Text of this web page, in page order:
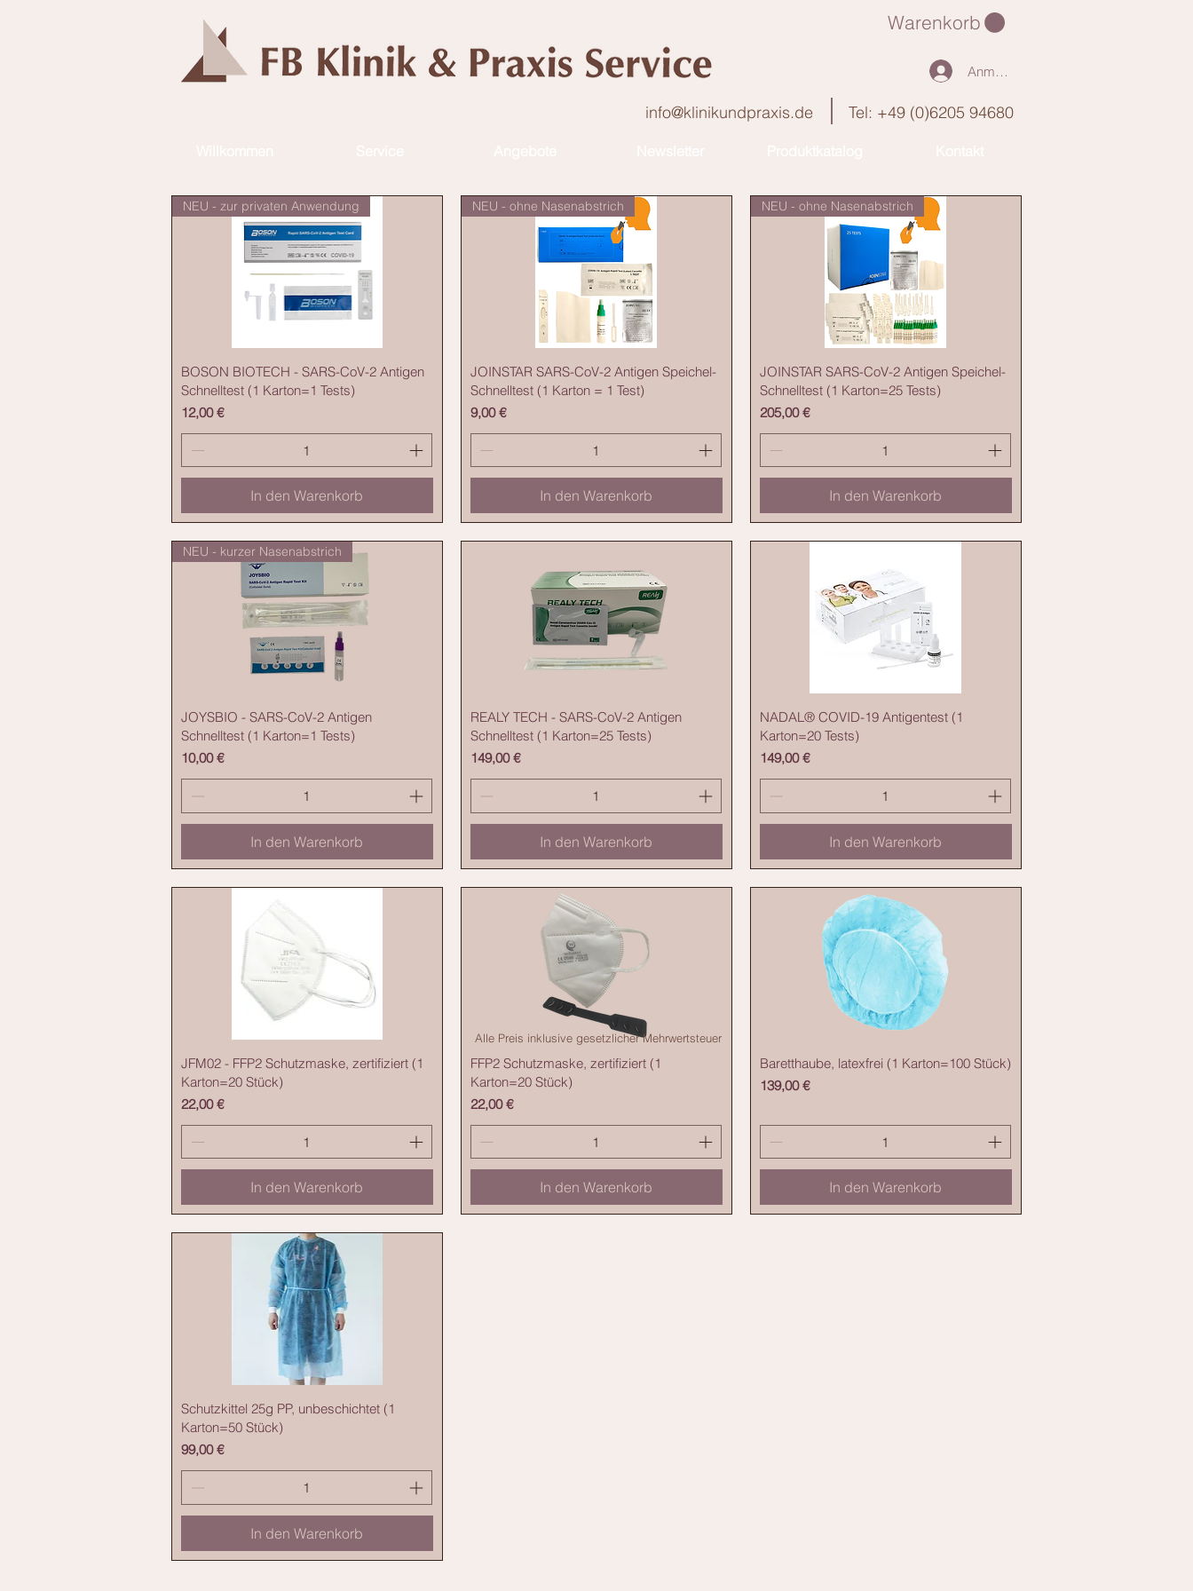
Anmelden
info@klinikundpraxis.de Tel: +49 (0)6205 94680
Warenkorb
NEU - zur privaten Anwendung
BOSON BIOTECH - SARS-CoV-2 Antigen
Schnelltest (1 Karton=1 Tests)
Preis
12,00 €
In den Warenkorb
NEU - ohne Nasenabstrich
JOINSTAR SARS-CoV-2 Antigen Speichel-
Schnelltest (1 Karton = 1 Test)
Preis
9,00 €
In den Warenkorb
NEU - ohne Nasenabstrich
JOINSTAR SARS-CoV-2 Antigen Speichel-
Schnelltest (1 Karton=25 Tests)
Preis
205,00 €
In den Warenkorb
NEU - kurzer Nasenabstrich
JOYSBIO - SARS-CoV-2 Antigen
Schnelltest (1 Karton=1 Tests)
Preis
10,00 €
In den Warenkorb
REALY TECH - SARS-CoV-2 Antigen
Schnelltest (1 Karton=25 Tests)
Preis
149,00 €
In den Warenkorb
NADAL® COVID-19 Antigentest (1
Karton=20 Tests)
Preis
149,00 €
In den Warenkorb
JFM02 - FFP2 Schutzmaske, zertifiziert (1
Karton=20 Stück)
Preis
22,00 €
In den Warenkorb
FFP2 Schutzmaske, zertifiziert (1
Karton=20 Stück)
Preis
22,00 €
In den Warenkorb
Baretthaube, latexfrei (1 Karton=100 Stück)
Preis
139,00 €
In den Warenkorb
Schutzkittel 25g PP, unbeschichtet (1
Karton=50 Stück)
Preis
99,00 €
In den Warenkorb
Alle Preis inklusive gesetzlicher Mehrwertsteuer